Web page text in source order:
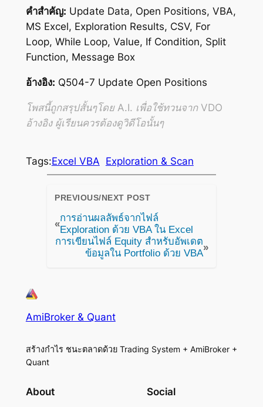
คำสำคัญ: Update Data, Open Positions, VBA,
MS Excel, Exploration Results, CSV, For
Loop, While Loop, Value, If Condition, Split
Function, Message Box
อ้างอิง: Q504-7 Update Open Positions
โพสนี้ถูกสรุปสั้นๆโดย A.I. เพื่อใช้ทวนจาก VDO
อ้างอิง ผู้เรียนควรต้องดูวิดีโอนั้นๆ
Tags:Excel VBA Exploration & Scan
PREVIOUS/NEXT POST
«
การอ่านผลลัพธ์จากไฟล์
Exploration ด้วย VBA ใน Excel
การเขียนไฟล์ Equity สำหรับอัพเดต
ข้อมูลใน Portfolio ด้วย VBA
»
AmiBroker & Quant
สร้างกำไร ชนะตลาดด้วย Trading System + AmiBroker +
Quant
About Social